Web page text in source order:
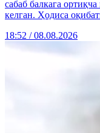
сабаб балкага
келган. Ҳодиса
18:52 / 08.08.2026